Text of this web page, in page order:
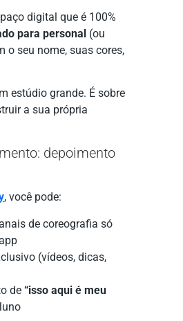
digital que é 100%
para personal (ou
o seu nome, suas cores,
estúdio grande. É sobre
a sua própria
depoimento
, você pode:
de coreografia só
(vídeos, dicas,
de “isso aqui é meu